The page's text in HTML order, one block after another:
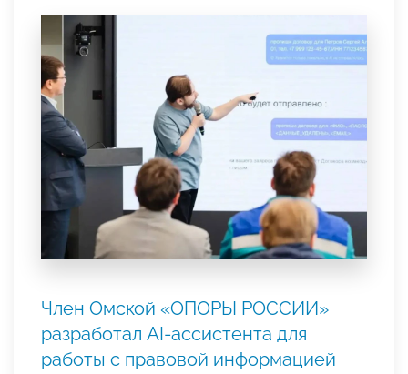
Член Омской «ОПОРЫ РОССИИ»
разработал AI-ассистента для
работы с правовой информацией